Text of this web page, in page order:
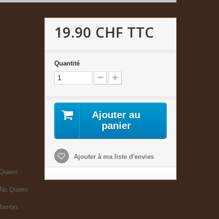
Quiero
19.90 CHF TTC
Quantité
Ajouter au
panier
Ajouter à ma liste d'envies